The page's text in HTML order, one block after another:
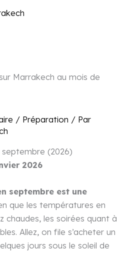
/ Préparation / Par
(2026)
2026
septembre est une
que les températures en
chaudes, les soirées quant à
Allez, on file s’acheter un
jours sous le soleil de